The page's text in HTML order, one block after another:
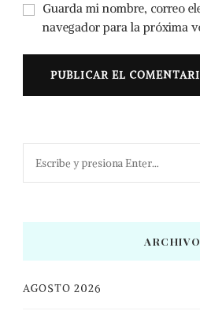
Guarda mi nombre, correo
navegador para la próxima
AGOSTO 2026